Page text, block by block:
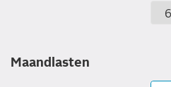
Maandlasten